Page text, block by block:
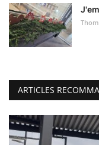
ARTICLES